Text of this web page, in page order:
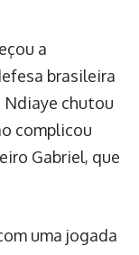
a
brasileira
Ndiaye chutou
complicou
Gabriel, que
uma jogada